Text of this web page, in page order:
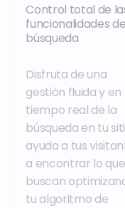
Control total de
funcionalidades de
búsqueda
Disfruta de una
gestión fluida y en
tiempo real de la
búsqueda en tu
ayuda a tus
a encontrar lo que
buscan
tu algoritmo de